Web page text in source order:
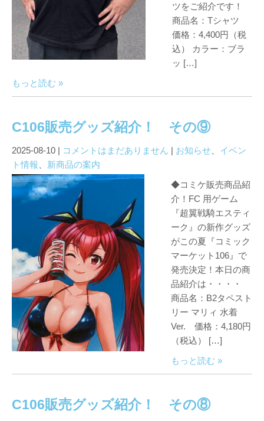
ツをご紹介です！
商品名：Tシャツ
価格：4,400円（税
込） カラー：ブラ
ッ […]
もっと読む »
C106販売グッズ紹介！ その⑨
2025-08-10 | コメントはまだありません | お知らせ
イベン
ト情報
新商品の案内
◆コミケ販売商品紹
介！FC 用ゲーム
『超翼戦騎エスティ
ーク』の新作グッズ
がこの夏『コミック
マーケット106』で
発売決定！本日の商
品紹介は・・・・
商品名：B2タペスト
リー マリィ 水着
Ver. 価格：4,180円
（税込） […]
もっと読む »
C106販売グッズ紹介！ その⑧